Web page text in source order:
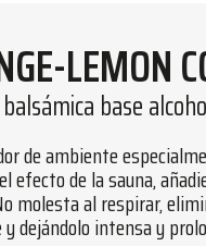
LEMON
base
de ambiente
efecto de la sauna,
molesta al respirar,
dejándolo intensa y